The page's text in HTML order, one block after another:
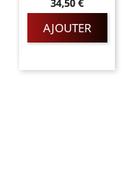
34,50 €
AJOUTER